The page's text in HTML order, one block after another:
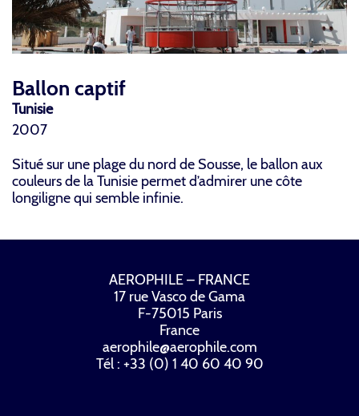
Ballon captif
Tunisie
2007
Situé sur une plage du nord de Sousse, le ballon aux
couleurs de la Tunisie permet d’admirer une côte
longiligne qui semble infinie.
AEROPHILE – FRANCE
17 rue Vasco de Gama
F-75015 Paris
France
aerophile@aerophile.com
Tél : +33 (0) 1 40 60 40 90